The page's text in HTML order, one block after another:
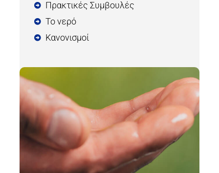
Πρακτικές Συμβουλές
Το νερό
Κανονισμοί